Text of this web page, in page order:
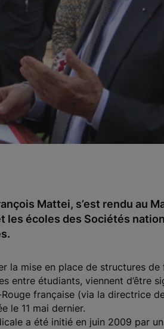
Mattei, s’est rendu au
écoles des Sociétés
la mise en place de structures
entre étudiants, viennent d’être
française (via la directrice
le 11 mai dernier.
a été initié en juin 2009 par